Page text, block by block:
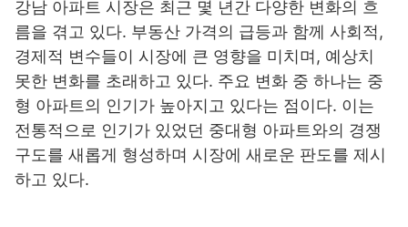
강남 아파트 시장은 최근 몇 년간 다양한 변화의 흐
름을 겪고 있다. 부동산 가격의 급등과 함께 사회적,
경제적 변수들이 시장에 큰 영향을 미치며, 예상치
못한 변화를 초래하고 있다. 주요 변화 중 하나는 중
형 아파트의 인기가 높아지고 있다는 점이다. 이는
전통적으로 인기가 있었던 중대형 아파트와의 경쟁
구도를 새롭게 형성하며 시장에 새로운 판도를 제시
하고 있다.